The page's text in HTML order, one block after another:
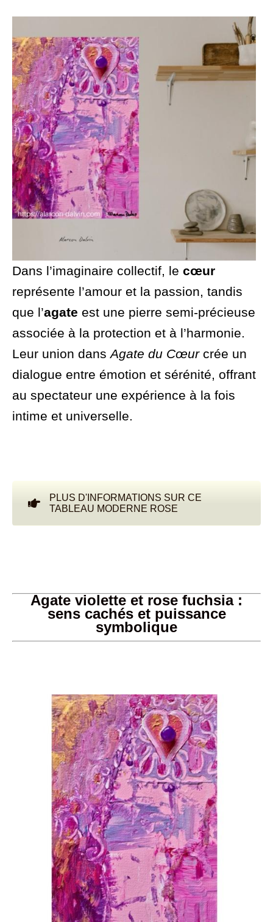
Dans l’imaginaire collectif, le cœur
représente l’amour et la passion, tandis
que l’agate est une pierre semi‑précieuse
associée à la protection et à l’harmonie.
Leur union dansAgate du Cœurcrée un
dialogue entre émotion et sérénité, offrant
au spectateur une expérience à la fois
intime et universelle.
PLUS D'INFORMATIONS SUR CE
TABLEAU MODERNE ROSE
Agate violette et rose fuchsia :
sens cachés et puissance
symbolique